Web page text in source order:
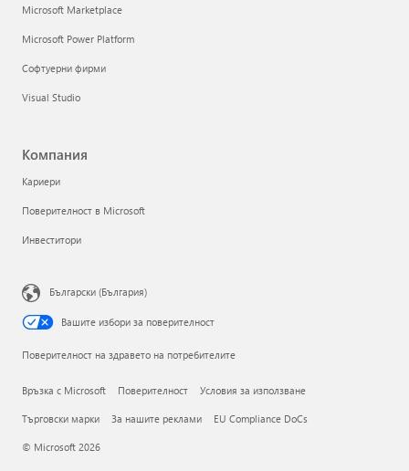
Microsoft Marketplace
Microsoft Power Platform
Софтуерни фирми
Visual Studio
Компания
Кариери
Поверителност в Microsoft
Инвеститори
Български (България)
Вашите избори за поверителност
Поверителност на здравето на потребителите
Връзка с Microsoft Поверителност Условия за използване
Търговски марки За нашите реклами EU Compliance DoCs
© Microsoft 2026